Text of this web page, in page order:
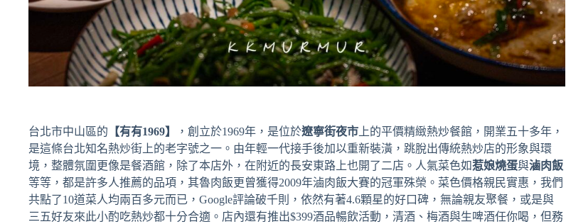
台北市中山區的 【有有1969】 ，創立於1969年，是位於遼寧街夜市上的平價精緻熱炒餐館，開業五十多年，
是這條台北知名熱炒街上的老字號之一。由年輕一代接手後加以重新裝潢，跳脫出傳統熱炒店的形象與環
境，整體氛圍更像是餐酒館，除了本店外，在附近的長安東路上也開了二店。人氣菜色如惹娘燒蛋與滷肉飯
等等，都是許多人推薦的品項，其魯肉飯更曾獲得2009年滷肉飯大賽的冠軍殊榮。菜色價格親民實惠，我們
共點了10道菜人均兩百多元而已，Google評論破千則，依然有著4.6顆星的好口碑，無論親友聚餐，或是與
三五好友來此小酌吃熱炒都十分合適。店內還有推出$399酒品暢飲活動，清酒、梅酒與生啤酒任你喝，但務